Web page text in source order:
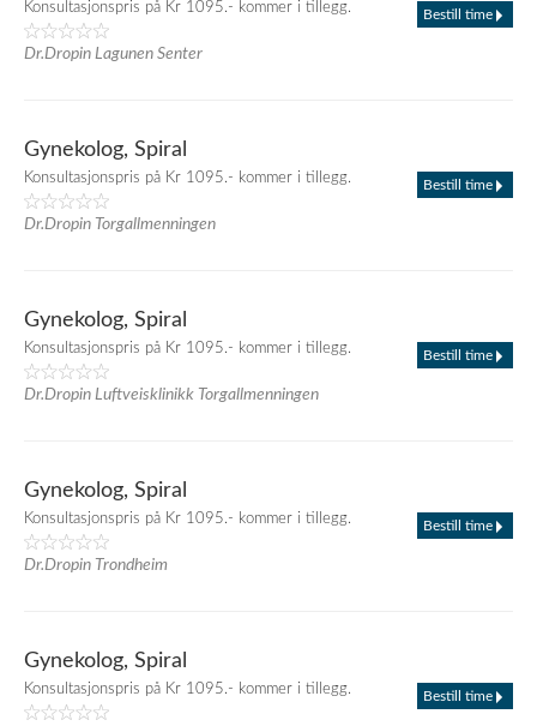
Konsultasjonspris på Kr 1095.- kommer i tillegg.
Dr.Dropin Lagunen Senter
Bestill time
Gynekolog, Spiral
Konsultasjonspris på Kr 1095.- kommer i tillegg.
Dr.Dropin Torgallmenningen
Bestill time
Gynekolog, Spiral
Konsultasjonspris på Kr 1095.- kommer i tillegg.
Dr.Dropin Luftveisklinikk Torgallmenningen
Bestill time
Gynekolog, Spiral
Konsultasjonspris på Kr 1095.- kommer i tillegg.
Dr.Dropin Trondheim
Bestill time
Gynekolog, Spiral
Konsultasjonspris på Kr 1095.- kommer i tillegg. Bestill time